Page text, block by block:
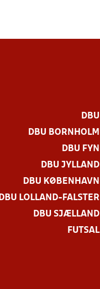
DBU
DBU BORNHOLM
DBU FYN
DBU JYLLAND
DBU KØBENHAVN
DBU LOLLAND-FALSTER
DBU SJÆLLAND
FUTSAL